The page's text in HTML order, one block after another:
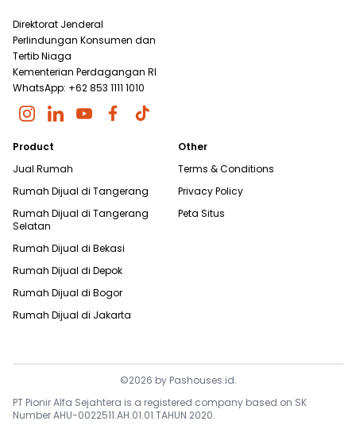
Direktorat Jenderal
Perlindungan Konsumen dan
Tertib Niaga
Kementerian Perdagangan RI
WhatsApp: +62 853 1111 1010
Product
Jual Rumah
Rumah Dijual di Tangerang
Rumah Dijual di Tangerang
Selatan
Rumah Dijual di Bekasi
Rumah Dijual di Depok
Rumah Dijual di Bogor
Rumah Dijual di Jakarta
Other
Terms & Conditions
Privacy Policy
Peta Situs
©2026 by Pashouses.id.
PT Pionir Alfa Sejahtera is a registered company based on SK
Number AHU-0022511.AH.01.01.TAHUN 2020.